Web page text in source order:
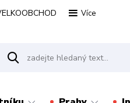
Více